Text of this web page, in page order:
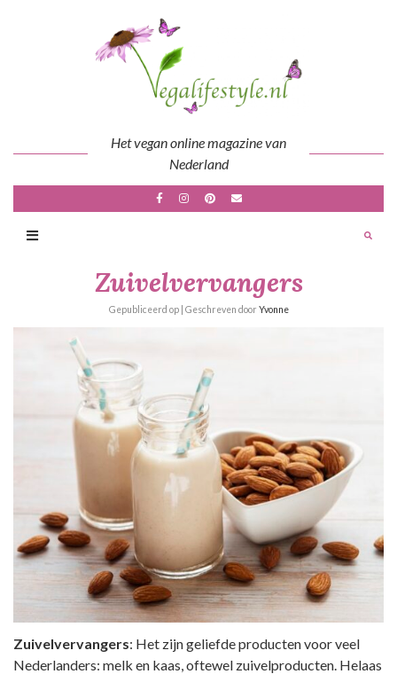
Het vegan online magazine van
Nederland
Zuivelvervangers
Gepubliceerd op | Geschreven door Yvonne
Zuivelvervangers: Het zijn geliefde producten voor veel
Nederlanders: melk en kaas, oftewel zuivelproducten. Helaas